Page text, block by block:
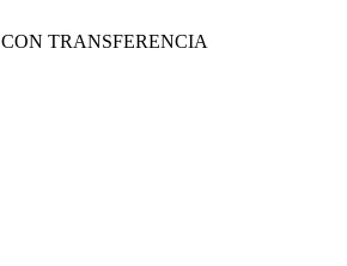
TRANSFERENCIA